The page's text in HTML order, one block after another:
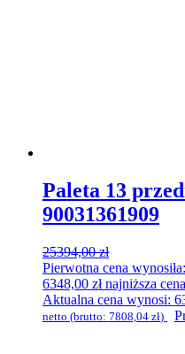
Paleta 13
90031361909
25394,00zł
Pierwotna cena
6348,00 złnajniższa
Aktualna cena wynosi:
netto (brutto: 7808,04 zł)